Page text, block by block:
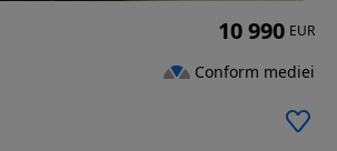
10 990 EUR
Conform mediei